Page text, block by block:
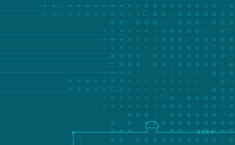
LISCONN 美国（波士顿）